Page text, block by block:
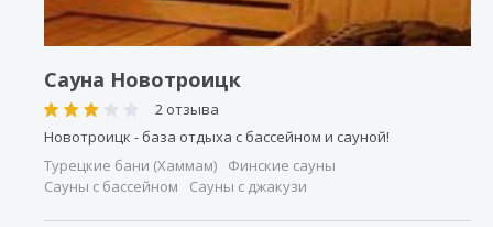
Сауна Новотроицк
2 отзыва
Новотроицк - база отдыха с бассейном и сауной!
Турецкие бани (Хаммам)
Финские сауны
Сауны с бассейном
Сауны с джакузи